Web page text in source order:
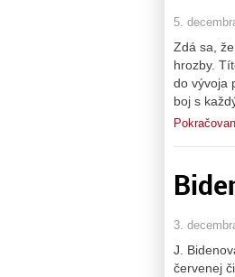
5.
Zdá sa,
hrozby.
do vývoja
boj s
3.
J.
červenej